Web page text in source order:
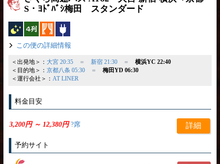
S・ﾖﾄﾞﾊﾞｼ梅田 スタンダード
夜行バス
横4列 カーテン
この便の詳細情報
＜出発地＞： 大宮 20:35＝ 新宿 21:30＝ 横浜YC 22:40
＜目的地＞： 京都八条 05:30＝ 梅田YD 06:30
＜運行会社＞： AT LINER
料金目安
3,200円 ～ 12,380円?席 詳細
予約サイト